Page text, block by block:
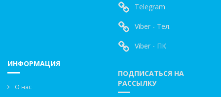
Telegram
Viber - Тел.
Viber - ПК
ИНФОРМАЦИЯ
О нас
ПОДПИСАТЬСЯ НА
РАССЫЛКУ